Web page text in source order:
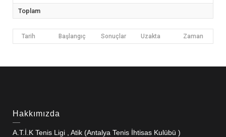
Toplam
Tarih Başlangıç Sonuçlar Uzakta Zaman
Hakkımızda
A.T.İ.K Tenis Ligi , Atik (Antalya Tenis İhtisas Kulübü )